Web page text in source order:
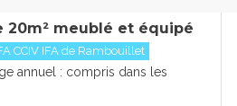
20m² meublé et équipé
CCIV IFA de Rambouillet
annuel : compris dans les